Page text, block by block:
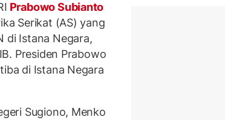
Prabowo Subianto
Serikat (AS) yang
di Istana Negara,
Presiden Prabowo
di Istana Negara
Sugiono, Menko